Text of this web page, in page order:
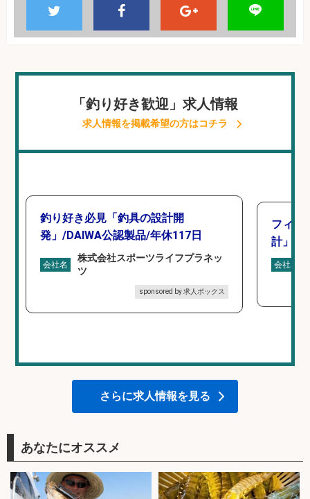
「釣り好き歓迎」求人情報
求人情報を掲載希望の方はコチラ
釣り好き必見「釣具の設計開
発」/DAIWA公認製品/年休117日
会社名
株式会社スポーツライフプラネッ
ツ
sponsored by 求人ボックス
フィッ
計」
会社名
さらに求人情報を見る
あなたにオススメ